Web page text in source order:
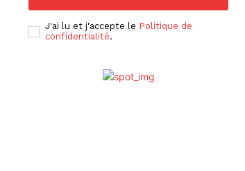
J'ai lu et j'accepte le Politique de
confidentialité.